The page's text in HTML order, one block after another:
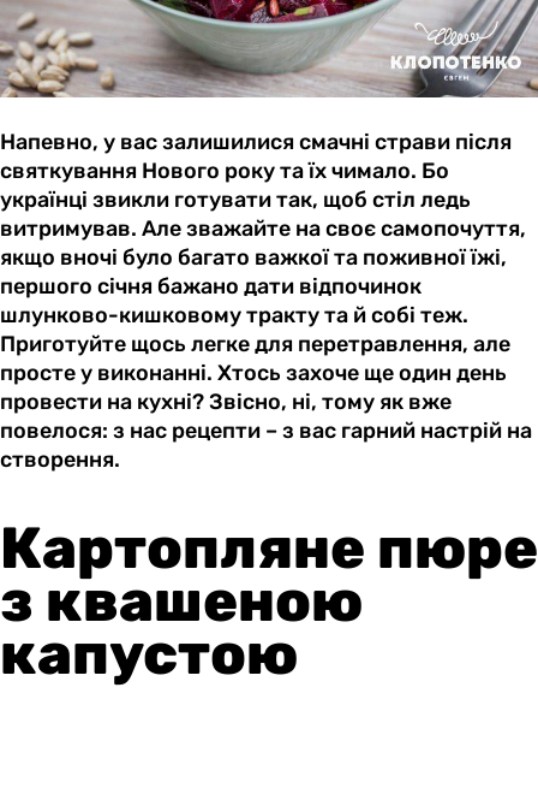
Напевно, у вас залишилися смачні страви після
святкування Нового року та їх чимало. Бо
українці звикли готувати так, щоб стіл ледь
витримував. Але зважайте на своє самопочуття,
якщо вночі було багато важкої та поживної їжі,
першого січня бажано дати відпочинок
шлунково-кишковому тракту та й собі теж.
Приготуйте щось легке для перетравлення, але
просте у виконанні. Хтось захоче ще один день
провести на кухні? Звісно, ні, тому як вже
повелося: з нас рецепти – з вас гарний настрій на
створення.
Картопляне пюре
з квашеною
капустою